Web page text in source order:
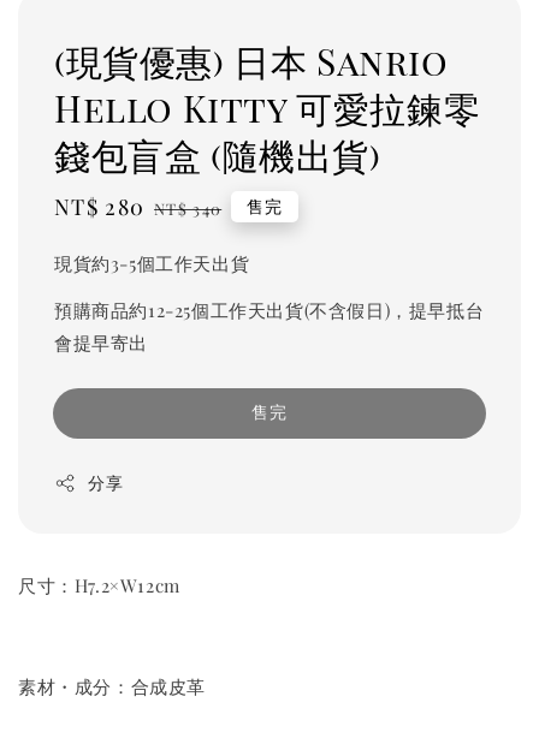
(現貨優惠) 日本 Sanrio
Hello Kitty 可愛拉鍊零
錢包盲盒 (隨機出貨)
Sale
NT$ 280 Regular
NT$ 340 售完
現貨約3-5個工作天出貨
預購商品約12-25個工作天出貨(不含假日)，提早抵台
會提早寄出
售完
分享
尺寸：H7.2×W12cm
素材・成分：合成皮革